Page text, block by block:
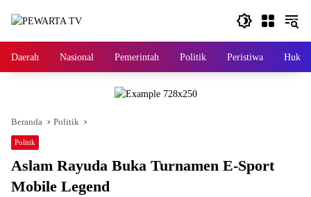
Daerah Nasional Pemerintah Politik Peristiwa
Beranda Politik
Politik
Aslam Rayuda Buka Turnamen E-Sport
Mobile Legend